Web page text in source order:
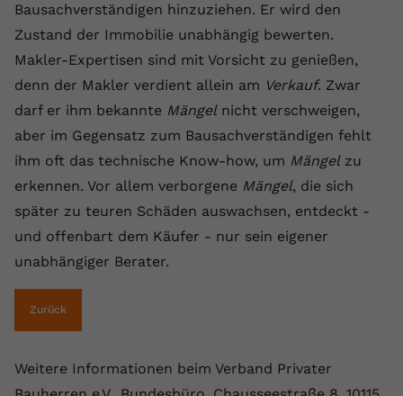
Bausachverständigen hinzuziehen. Er wird den
Zustand der Immobilie unabhängig bewerten.
Makler-Expertisen sind mit Vorsicht zu genießen,
denn der Makler verdient allein am Verkauf. Zwar
darf er ihm bekannte Mängelnicht verschweigen,
aber im Gegensatz zum Bausachverständigen fehlt
ihm oft das technische Know-how, um Mängelzu
erkennen. Vor allem verborgene Mängel, die sich
später zu teuren Schäden auswachsen, entdeckt -
und offenbart dem Käufer - nur sein eigener
unabhängiger Berater.
Zurück
Weitere Informationen beim Verband Privater